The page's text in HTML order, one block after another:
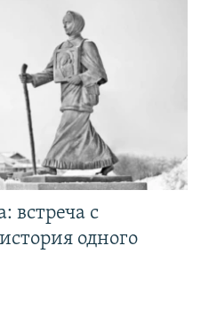
встреча с
одного